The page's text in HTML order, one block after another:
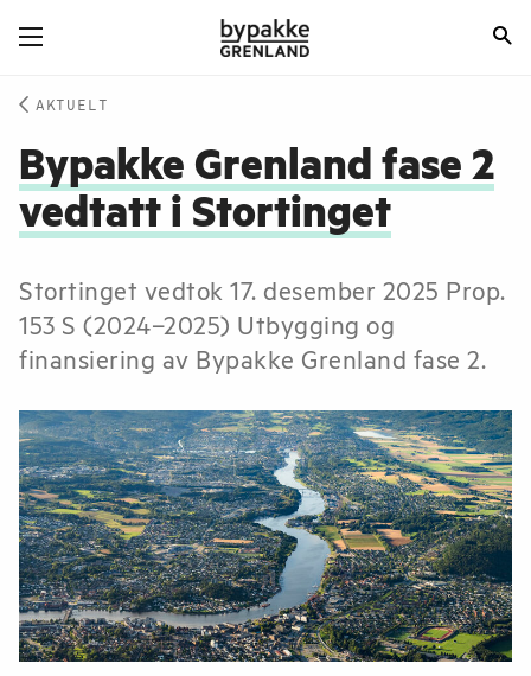
AKTUELT
Bypakke Grenland fase 2
vedtatt i Stortinget
Stortinget vedtok 17. desember 2025 Prop.
153 S (2024–2025) Utbygging og
finansiering av Bypakke Grenland fase 2.